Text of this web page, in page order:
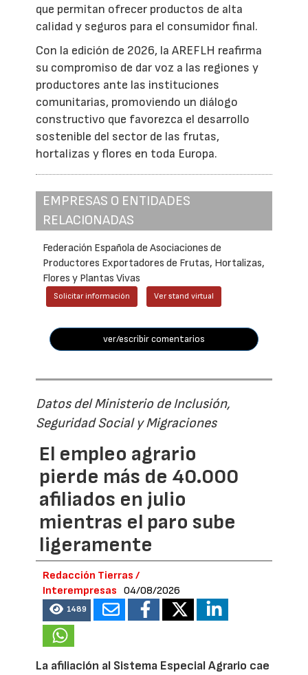
que permitan ofrecer productos de alta
calidad y seguros para el consumidor final.
Con la edición de 2026, la AREFLH reafirma
su compromiso de dar voz a las regiones y
productores ante las instituciones
comunitarias, promoviendo un diálogo
constructivo que favorezca el desarrollo
sostenible del sector de las frutas,
hortalizas y flores en toda Europa.
EMPRESAS O ENTIDADES
RELACIONADAS
Federación Española de Asociaciones de
Productores Exportadores de Frutas, Hortalizas,
Flores y Plantas Vivas
Solicitar información Ver stand virtual
ver/escribir comentarios
Datos del Ministerio de Inclusión,
Seguridad Social y Migraciones
El empleo agrario
pierde más de 40.000
afiliados en julio
mientras el paro sube
ligeramente
Redacción Tierras /
Interempresas
04/08/2026
1489
La afiliación al Sistema Especial Agrario cae